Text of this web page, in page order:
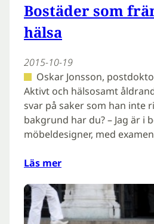
Bostäder som
hälsa
2015-10-19
Oskar Jonsson,
Aktivt och hälsosamt
svar på saker som han inte
bakgrund har du? – Jag är i
möbeldesigner, med
Läs mer